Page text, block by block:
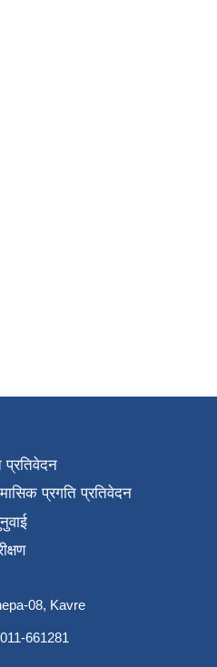
प्रतिवेदन
प्रगति प्रतिवेदन
08, Kavre
661281